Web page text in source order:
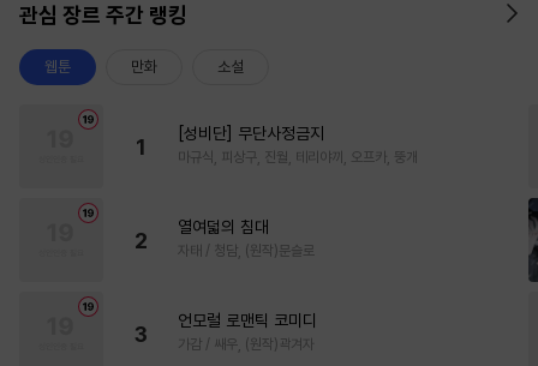
관심 장르 주간 랭킹
웹툰 만화 소설
1
[성비단] 무단사정금지
마규식, 피상구, 진월, 테리야끼, 오프카, 뚱개
2
열여덟의 침대
자태 / 청담, (원작)문슬로
3
언모럴 로맨틱 코미디
가감 / 쌔우, (원작)곽겨자